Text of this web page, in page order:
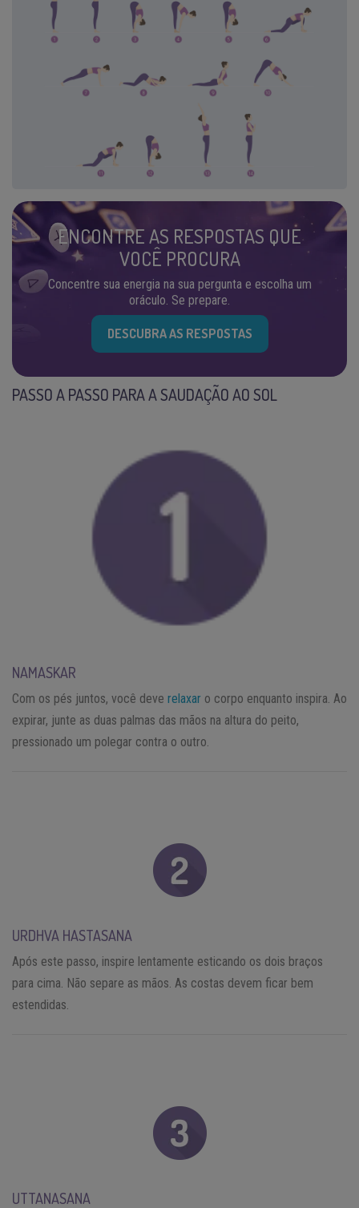
ENCONTRE AS RESPOSTAS QUE
VOCÊ PROCURA
Concentre sua energia na sua pergunta e escolha um
oráculo. Se prepare.
DESCUBRA AS RESPOSTAS
PASSO A PASSO PARA A SAUDAÇÃO AO SOL
NAMASKAR
Com os pés juntos, você deve relaxar o corpo enquanto inspira. Ao
expirar, junte as duas palmas das mãos na altura do peito,
pressionado um polegar contra o outro.
URDHVA HASTASANA
Após este passo, inspire lentamente esticando os dois braços
para cima. Não separe as mãos. As costas devem ficar bem
estendidas.
UTTANASANA